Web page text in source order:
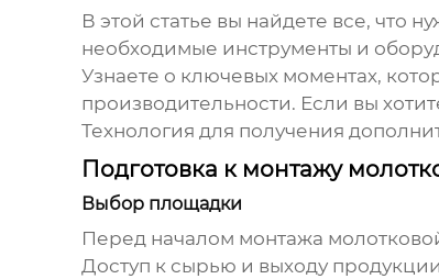
В этой статье вы найдете все, что
необходимые инструменты и
Узнаете о ключевых моментах,
производительности. Если вы
Технология для получения
Подготовка к монтажу
Выбор площадки
Перед началом монтажа
Доступ к сырью и выходу продукции